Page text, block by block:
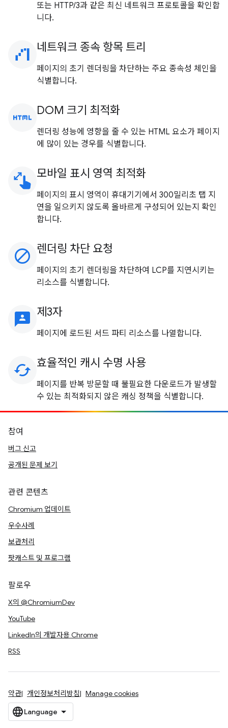
또는 HTTP/3과 같은 최신 네트워크 프로토콜을 확인합
니다.
waterfall_chart 네트워크 종속 항목 트리
페이지의 초기 렌더링을 차단하는 주요 종속성 체인을
식별합니다.
html DOM 크기 최적화
렌더링 성능에 영향을 줄 수 있는 HTML 요소가 페이지
에 많이 있는 경우를 식별합니다.
pinch 모바일 표시 영역 최적화
페이지의 표시 영역이 휴대기기에서 300밀리초 탭 지
연을 일으키지 않도록 올바르게 구성되어 있는지 확인
합니다.
block 렌더링 차단 요청
페이지의 초기 렌더링을 차단하여 LCP를 지연시키는
리소스를 식별합니다.
3p 제3자
페이지에 로드된 서드 파티 리소스를 나열합니다.
cached 효율적인 캐시 수명 사용
페이지를 반복 방문할 때 불필요한 다운로드가 발생할
수 있는 최적화되지 않은 캐싱 정책을 식별합니다.
참여
버그 신고
공개된 문제 보기
관련 콘텐츠
Chromium 업데이트
우수사례
보관처리
팟캐스트 및 프로그램
팔로우
X의 @ChromiumDev
YouTube
LinkedIn의 개발자용 Chrome
RSS
약관 개인정보처리방침 Manage cookies